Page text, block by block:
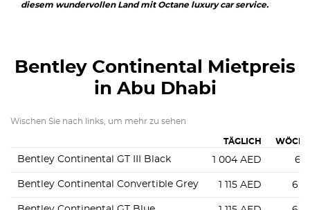
diesem wundervollen Land mit Octane luxury car service.
Bentley Continental
Mietpreis
in Abu Dhabi
Wischen Sie nach links, um mehr zu sehen
TÄGLICH
Bentley Continental GT III Black 1 004 AED 6
Bentley Continental Convertible Grey 1 115 AED 6